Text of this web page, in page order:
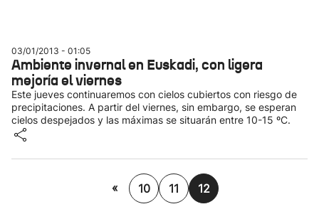
03/01/2013 - 01:05
Ambiente invernal en Euskadi, con ligera
mejoría el viernes
Este jueves continuaremos con cielos cubiertos con riesgo de
precipitaciones. A partir del viernes, sin embargo, se esperan
cielos despejados y las máximas se situarán entre 10-15 ºC.
« 10 11 12